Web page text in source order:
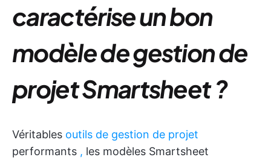
caractérise un bon
modèle de gestion de
projet Smartsheet ?
Véritables outils de gestion de projet
performants , les modèles Smartsheet